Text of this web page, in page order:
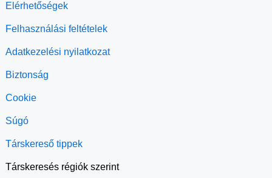
Elérhetőségek
Felhasználási feltételek
Adatkezelési nyilatkozat
Biztonság
Cookie
Súgó
Társkereső tippek
Társkeresés régiók szerint